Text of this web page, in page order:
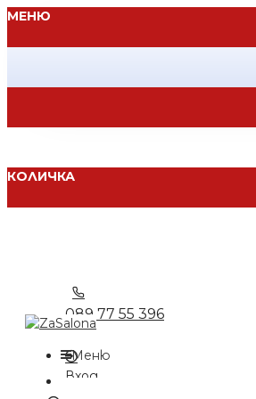
МЕНЮ
КОЛИЧКА
089 77 55 396
Вход
Меню